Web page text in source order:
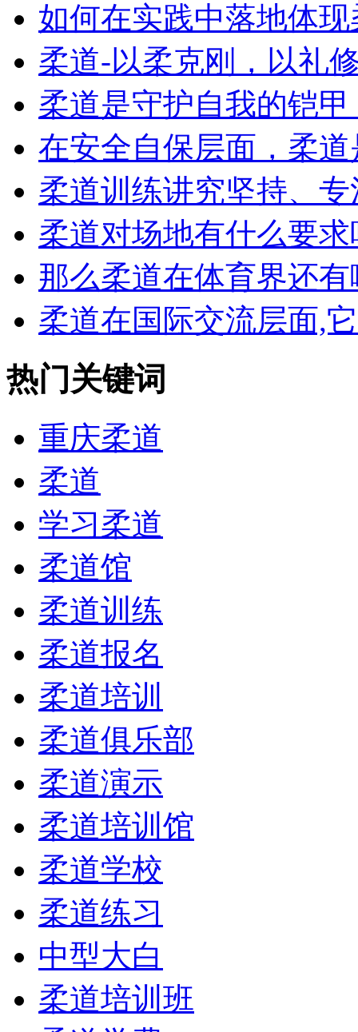
如何在实践中落地体现
柔道-以柔克刚，以礼
柔道是守护自我的铠甲
在安全自保层面，柔道
柔道训练讲究坚持、专
柔道对场地有什么要求
那么柔道在体育界还有
柔道在国际交流层面,
热门关键词
重庆柔道
柔道
学习柔道
柔道馆
柔道训练
柔道报名
柔道培训
柔道俱乐部
柔道演示
柔道培训馆
柔道学校
柔道练习
中型大白
柔道培训班